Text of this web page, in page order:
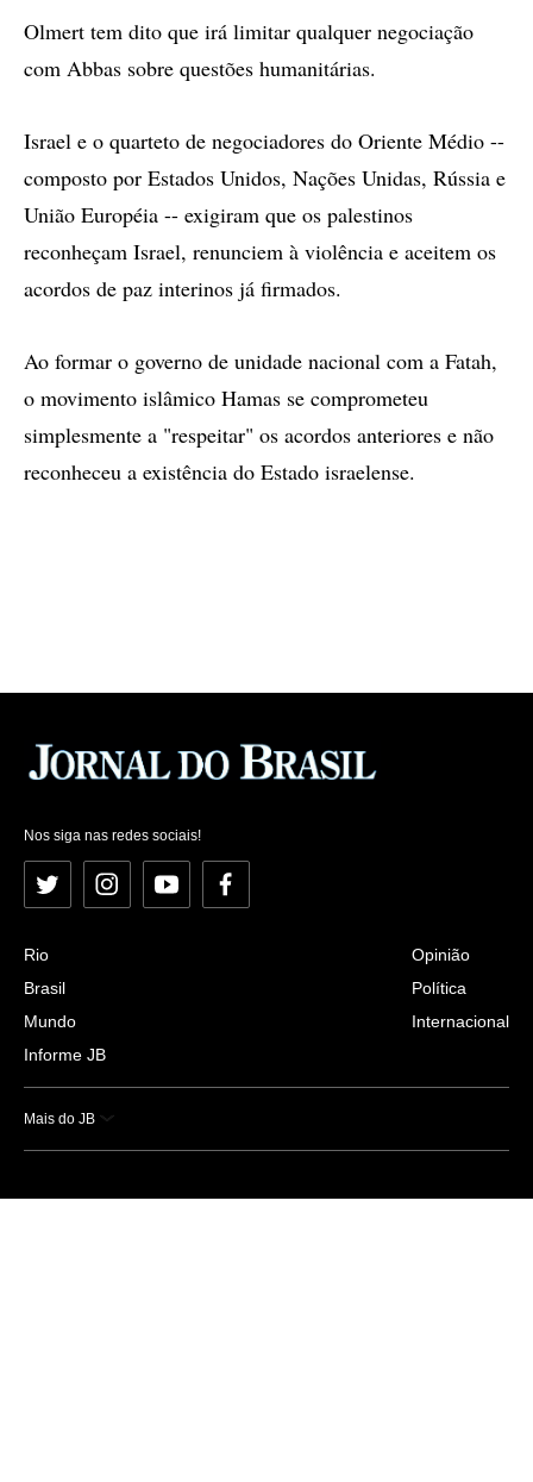
Olmert tem dito que irá limitar qualquer negociação
com Abbas sobre questões humanitárias.
Israel e o quarteto de negociadores do Oriente Médio --
composto por Estados Unidos, Nações Unidas, Rússia e
União Européia -- exigiram que os palestinos
reconheçam Israel, renunciem à violência e aceitem os
acordos de paz interinos já firmados.
Ao formar o governo de unidade nacional com a Fatah,
o movimento islâmico Hamas se comprometeu
simplesmente a "respeitar" os acordos anteriores e não
reconheceu a existência do Estado israelense.
Nos siga nas redes sociais!
Twitter InstagramYouTubeFacebook
Rio
Brasil
Mundo
Informe JB
Opinião
Política
Internacional
Mais do JB
Esportes